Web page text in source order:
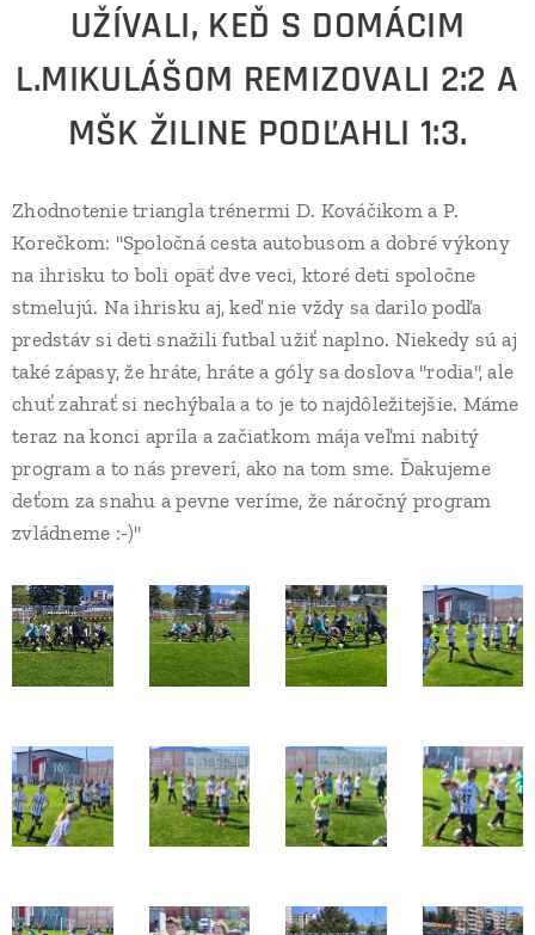
UŽÍVALI, KEĎ S DOMÁCIM
L.MIKULÁŠOM REMIZOVALI 2:2 A
MŠK ŽILINE PODĽAHLI 1:3.
Zhodnotenie triangla trénermi D. Kováčikom a P.
Korečkom: "Spoločná cesta autobusom a dobré výkony
na ihrisku to boli opäť dve veci, ktoré deti spoločne
stmelujú. Na ihrisku aj, keď nie vždy sa darilo podľa
predstáv si deti snažili futbal užiť naplno. Niekedy sú aj
také zápasy, že hráte, hráte a góly sa doslova "rodia", ale
chuť zahrať si nechýbala a to je to najdôležitejšie. Máme
teraz na konci apríla a začiatkom mája veľmi nabitý
program a to nás preverí, ako na tom sme. Ďakujeme
deťom za snahu a pevne veríme, že náročný program
zvládneme :-)"